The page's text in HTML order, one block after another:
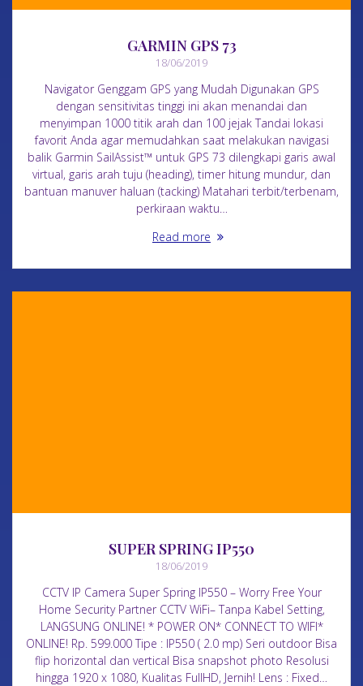
GARMIN GPS 73
18/06/2019
Navigator Genggam GPS yang Mudah Digunakan GPS
dengan sensitivitas tinggi ini akan menandai dan
menyimpan 1000 titik arah dan 100 jejak Tandai lokasi
favorit Anda agar memudahkan saat melakukan navigasi
balik Garmin SailAssist™ untuk GPS 73 dilengkapi garis awal
virtual, garis arah tuju (heading), timer hitung mundur, dan
bantuan manuver haluan (tacking) Matahari terbit/terbenam,
perkiraan waktu…
Read more
SUPER SPRING IP550
18/06/2019
CCTV IP Camera Super Spring IP550 – Worry Free Your
Home Security Partner CCTV WiFi– Tanpa Kabel Setting,
LANGSUNG ONLINE! * POWER ON* CONNECT TO WIFI*
ONLINE! Rp. 599.000 Tipe : IP550 ( 2.0 mp) Seri outdoor Bisa
flip horizontal dan vertical Bisa snapshot photo Resolusi
hingga 1920 x 1080, Kualitas FullHD, Jernih! Lens : Fixed…